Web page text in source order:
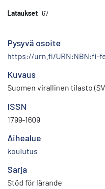
Lataukset 67
Pysyvä osoite
https://urn.fi/URN:NBN:fi-
Kuvaus
Suomen virallinen tilasto
ISSN
1799-1609
Aihealue
koulutus
Sarja
Stöd för lärande